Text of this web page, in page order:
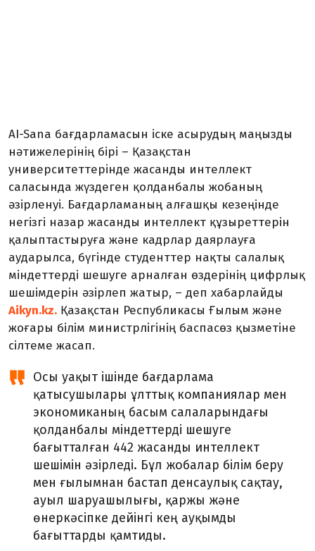
AI-Sana бағдарламасын іске асырудың маңызды
нәтижелерінің бірі – Қазақстан
университеттерінде жасанды интеллект
саласында жүздеген қолданбалы жобаның
әзірленуі. Бағдарламаның алғашқы кезеңінде
негізгі назар жасанды интеллект құзыреттерін
қалыптастыруға және кадрлар даярлауға
аударылса, бүгінде студенттер нақты салалық
міндеттерді шешуге арналған өздерінің цифрлық
шешімдерін әзірлеп жатыр, – деп хабарлайды
Aikyn.kz. Қазақстан Республикасы Ғылым және
жоғары білім министрлігінің баспасөз қызметіне
сілтеме жасап.
Осы уақыт ішінде бағдарлама
қатысушылары ұлттық компаниялар мен
экономиканың басым салаларындағы
қолданбалы міндеттерді шешуге
бағытталған 442 жасанды интеллект
шешімін әзірледі. Бұл жобалар білім беру
мен ғылымнан бастап денсаулық сақтау,
ауыл шаруашылығы, қаржы және
өнеркәсіпке дейінгі кең ауқымды
бағыттарды қамтиды.